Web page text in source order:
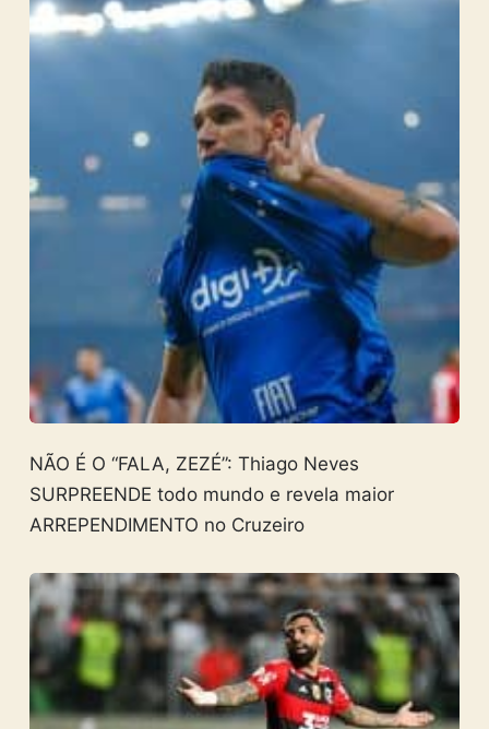
NÃO É O “FALA, ZEZÉ”: Thiago Neves
SURPREENDE todo mundo e revela maior
ARREPENDIMENTO no Cruzeiro